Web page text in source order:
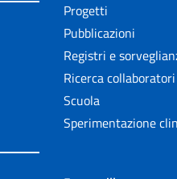
Progetti
Pubblicazioni
Registri e
Ricerca collaboratori
Scuola
Sperimentazione